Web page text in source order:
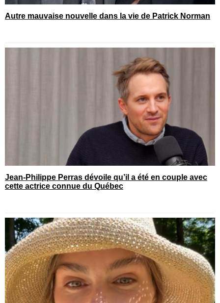
Autre mauvaise nouvelle dans la vie de Patrick Norman
Jean-Philippe Perras dévoile qu’il a été en couple avec
cette actrice connue du Québec